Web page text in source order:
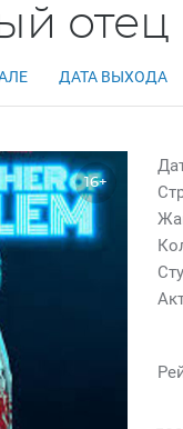
отец
ДАТА ВЫХОДА
16+